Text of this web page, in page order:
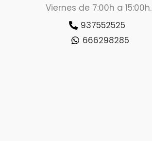
Viernes de 7:00h a 15:00h.
937552525
666298285